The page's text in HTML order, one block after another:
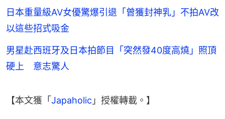
日本重量級AV女優驚爆引退「曾獲封神乳」不拍AV改
以這些招式吸金
男星赴西班牙及日本拍節目「突然發40度高燒」照頂
硬上 意志驚人
【本文獲「 Japaholic 」授權轉載。】